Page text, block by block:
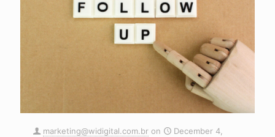
marketing@widigital.com.br on
December 4,